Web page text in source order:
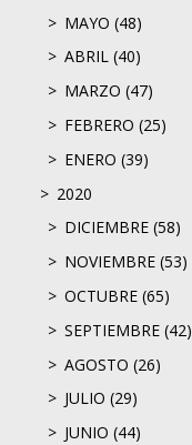
MAYO (48)
ABRIL (40)
MARZO (47)
FEBRERO (25)
ENERO (39)
2020
DICIEMBRE (58)
NOVIEMBRE (53)
OCTUBRE (65)
SEPTIEMBRE (42)
AGOSTO (26)
JULIO (29)
JUNIO (44)